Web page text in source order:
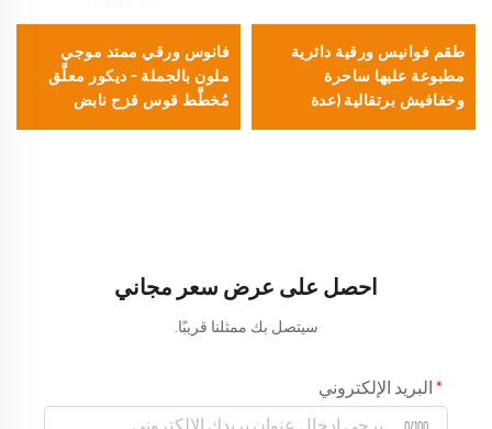
طقم فوانيس ورقية دائرية
مطبوعة عليها ساحرة
وخفافيش برتقالية (عدة
فانوس ورقي ممتد موجي
ملون بالجملة – ديكور معلَّق
مُخطَّط قوس قزح نابض
احصل على عرض سعر مجاني
سيتصل بك ممثلنا قريبًا.
البريد الإلكتروني